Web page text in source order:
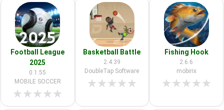
Football League
2025
0.1.55
MOBILE SOCCER
★★★★★
Basketball Battle
2.4.39
DoubleTap Software
★★★★★
Fishing Hook
2.6.6
mobirix
★★★★★